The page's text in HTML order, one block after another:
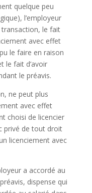
quelque peu
l’employeur
le fait
avec effet
le faire en raison
le fait d’avoir
le préavis.
ne peut plus
avec effet
choisi de licencier
privé de tout droit
licenciement avec
a accordé au
dispense qui